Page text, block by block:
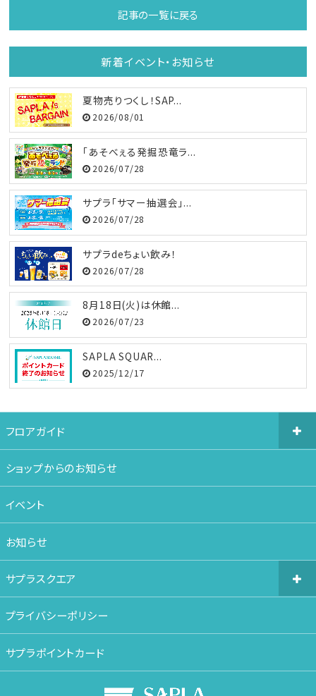
記事の一覧に戻る
新着イベント・お知らせ
夏物売りつくし！SAP...
2026/08/01
「あそべぇる発掘恐竜ラ...
2026/07/28
サプラ「サマー抽選会」...
2026/07/28
サプラdeちょい飲み！
2026/07/28
8月18日(火)は休館...
2026/07/23
SAPLA SQUAR...
2025/12/17
フロアガイド
ショップからのお知らせ
イベント
お知らせ
サプラスクエア
プライバシーポリシー
サプラポイントカード